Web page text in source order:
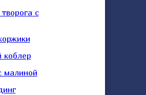
с
коблер
малиной